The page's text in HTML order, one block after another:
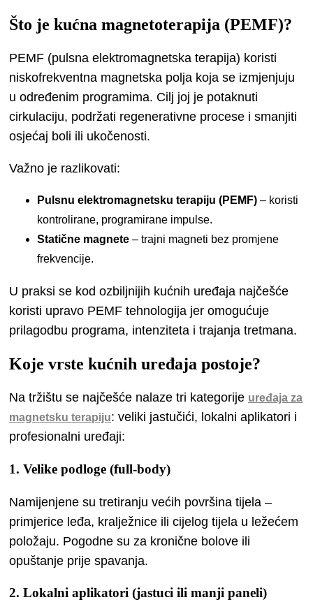
Što je kućna magnetoterapija (PEMF)?
PEMF (pulsna elektromagnetska terapija) koristi
niskofrekventna magnetska polja koja se izmjenjuju
u određenim programima. Cilj joj je potaknuti
cirkulaciju, podržati regenerativne procese i smanjiti
osjećaj boli ili ukočenosti.
Važno je razlikovati:
Pulsnu elektromagnetsku terapiju (PEMF) – koristi
kontrolirane, programirane impulse.
Statične magnete – trajni magneti bez promjene
frekvencije.
U praksi se kod ozbiljnijih kućnih uređaja najčešće
koristi upravo PEMF tehnologija jer omogućuje
prilagodbu programa, intenziteta i trajanja tretmana.
Koje vrste kućnih uređaja postoje?
Na tržištu se najčešće nalaze tri kategorije uređaja za
magnetsku terapiju: veliki jastučići, lokalni aplikatori i
profesionalni uređaji:
1. Velike podloge (full-body)
Namijenjene su tretiranju većih površina tijela –
primjerice leđa, kralježnice ili cijelog tijela u ležećem
položaju. Pogodne su za kronične bolove ili
opuštanje prije spavanja.
2. Lokalni aplikatori (jastuci ili manji paneli)